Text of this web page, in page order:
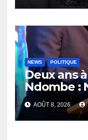
NEWS POLITIQUE
Deux ans
Ndombe :
défend
sécurité sa
AOÛT 8, 2026